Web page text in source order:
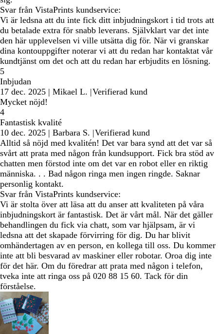
Svar från VistaPrints kundservice:
Vi är ledsna att du inte fick ditt inbjudningskort i tid trots att
du betalade extra för snabb leverans. Självklart var det inte
den här upplevelsen vi ville utsätta dig för. När vi granskar
dina kontouppgifter noterar vi att du redan har kontaktat vår
kundtjänst om det och att du redan har erbjudits en lösning.
5
Inbjudan
17 dec. 2025 | Mikael L. |Verifierad kund
Mycket nöjd!
4
Fantastisk kvalité
10 dec. 2025 | Barbara S. |Verifierad kund
Alltid så nöjd med kvalitén! Det var bara synd att det var så
svårt att prata med någon från kundsupport. Fick bra stöd av
chatten men förstod inte om det var en robot eller en riktig
människa. . . Bad någon ringa men ingen ringde. Saknar
personlig kontakt.
Svar från VistaPrints kundservice:
Vi är stolta över att läsa att du anser att kvaliteten på våra
inbjudningskort är fantastisk. Det är vårt mål. När det gäller
behandlingen du fick via chatt, som var hjälpsam, är vi
ledsna att det skapade förvirring för dig. Du har blivit
omhändertagen av en person, en kollega till oss. Du kommer
inte att bli besvarad av maskiner eller robotar. Oroa dig inte
för det här. Om du föredrar att prata med någon i telefon,
tveka inte att ringa oss på 020 88 15 60. Tack för din
förståelse.